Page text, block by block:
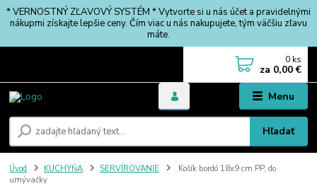
* VERNOSTNÝ ZĽAVOVÝ SYSTÉM * Vytvorte si u nás účet a pravidelnými
nákupmi získajte lepšie ceny. Čím viac u nás nakupujete, tým väčšiu zľavu
máte.
Menu
Hľadať
0 ks
za 0,00 €
Úvod KUCHYŇA SERVÍROVANIE
Košík bordó 18x9 cm PP, do
umývačky